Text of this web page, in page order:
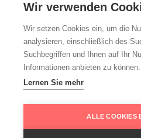
UNSERE ÖFFNUNGSZEITEN IN MÜNCHEN
DAS LAGER
Donnerstag und
Ihr Weg zu uns
Wir verwenden
Wir setzen Cookies ein, um die
analysieren, einschließlich des
Suchbegriffen und Ihnen auf Ihr
Informationen anbieten zu können.
Lernen Sie mehr
ALLE COOKIES